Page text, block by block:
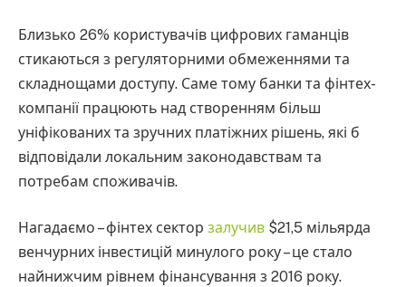
Близько 26% користувачів цифрових гаманців
стикаються з регуляторними обмеженнями та
складнощами доступу. Саме тому банки та фінтех-
компанії працюють над створенням більш
уніфікованих та зручних платіжних рішень, які б
відповідали локальним законодавствам та
потребам споживачів.
Нагадаємо – фінтех сектор залучив $21,5 мільярда
венчурних інвестицій минулого року – це стало
найнижчим рівнем фінансування з 2016 року.